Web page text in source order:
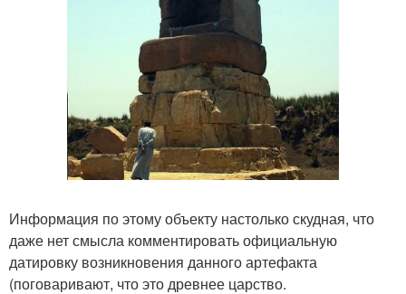
Информация по этому объекту настолько скудная, что
даже нет смысла комментировать официальную
датировку возникновения данного артефакта
(поговаривают, что это древнее царство.